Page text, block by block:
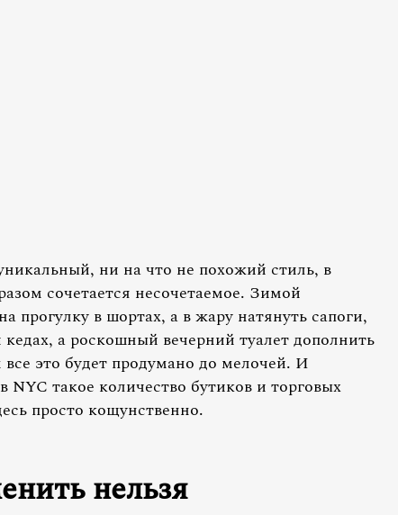
ни на что не похожий стиль, в
сочетается несочетаемое. Зимой
прогулку в шортах, а в жару натянуть сапоги,
а роскошный вечерний туалет дополнить
это будет продумано до мелочей. И
NYC такое количество бутиков и торговых
просто кощунственно.
нельзя